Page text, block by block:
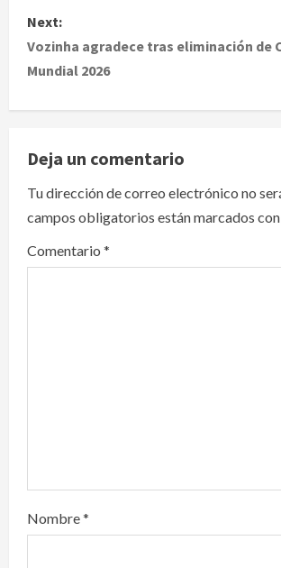
t
n
a
v
i
g
a
Next:
Vozinha agradece tras eliminación de
Mundial 2026
Deja un comentario
Tu dirección de correo electrónico no
campos obligatorios están marcados con
Comentario *
Nombre*